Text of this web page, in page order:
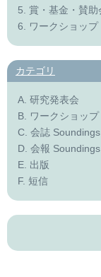
5. 賞・基金・賛助
6. ワークショップ
カテゴリ
A. 研究発表会
B. ワークショップ
C. 会誌 Soundings
D. 会報
E. 出版
F. 短信